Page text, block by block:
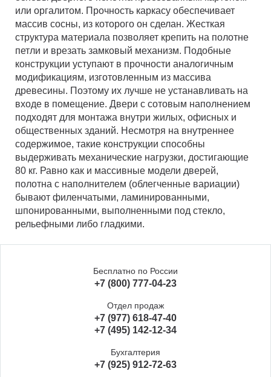
или оргалитом. Прочность каркасу обеспечивает
массив сосны, из которого он сделан. Жесткая
структура материала позволяет крепить на полотне
петли и врезать замковый механизм. Подобные
конструкции уступают в прочности аналогичным
модификациям, изготовленным из массива
древесины. Поэтому их лучше не устанавливать на
входе в помещение. Двери с сотовым наполнением
подходят для монтажа внутри жилых, офисных и
общественных зданий. Несмотря на внутреннее
содержимое, такие конструкции способны
выдерживать механические нагрузки, достигающие
80 кг. Равно как и массивные модели дверей,
полотна с наполнителем (облегченные вариации)
бывают филенчатыми, ламинированными,
шпонированными, выполненными под стекло,
рельефными либо гладкими.
Бесплатно по России
+7 (800) 777-04-23
Отдел продаж
+7 (977) 618-47-40
+7 (495) 142-12-34
Бухгалтерия
+7 (925) 912-72-63